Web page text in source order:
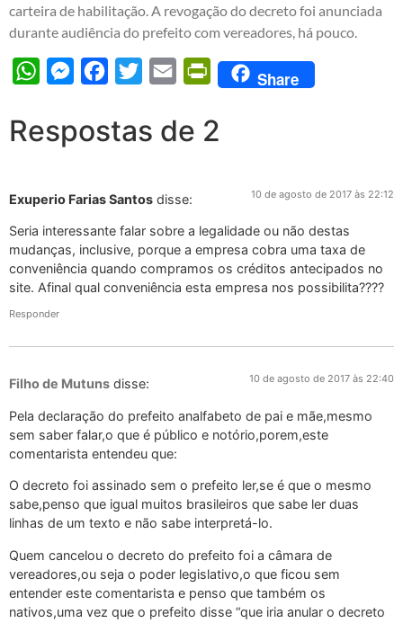
carteira de habilitação. A revogação do decreto foi anunciada
durante audiência do prefeito com vereadores, há pouco.
WhatsAppMessengerFacebook
Twitter Email PrintFriendly
Share
Respostas de 2
Exuperio Farias Santos disse: 10 de agosto de 2017 às 22:12
Seria interessante falar sobre a legalidade ou não destas
mudanças, inclusive, porque a empresa cobra uma taxa de
conveniência quando compramos os créditos antecipados no
site. Afinal qual conveniência esta empresa nos possibilita????
Responder
Filho de Mutuns disse: 10 de agosto de 2017 às 22:40
Pela declaração do prefeito analfabeto de pai e mãe,mesmo
sem saber falar,o que é público e notório,porem,este
comentarista entendeu que:
O decreto foi assinado sem o prefeito ler,se é que o mesmo
sabe,penso que igual muitos brasileiros que sabe ler duas
linhas de um texto e não sabe interpretá-lo.
Quem cancelou o decreto do prefeito foi a câmara de
vereadores,ou seja o poder legislativo,o que ficou sem
entender este comentarista e penso que também os
nativos,uma vez que o prefeito disse “que iria anular o decreto